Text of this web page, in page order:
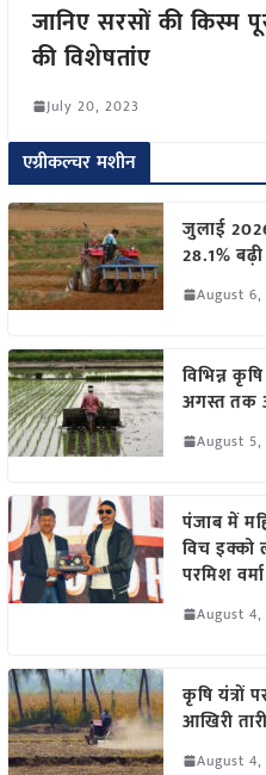
जानिए सरसों की किस्म
की विशेषतांए
July 20, 2023
एग्रीकल्चर मशीन
जुलाई
28.1% बढ़ी
August
विभिन्न
अगस्त तक
August
पंजाब में
विच इक्को
परमिश
August
कृषि यंत्रों
आखिरी
August